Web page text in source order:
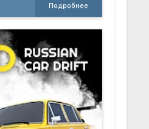
Подробнее